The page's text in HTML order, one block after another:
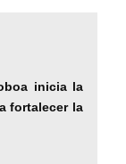
inicia la
fortalecer la